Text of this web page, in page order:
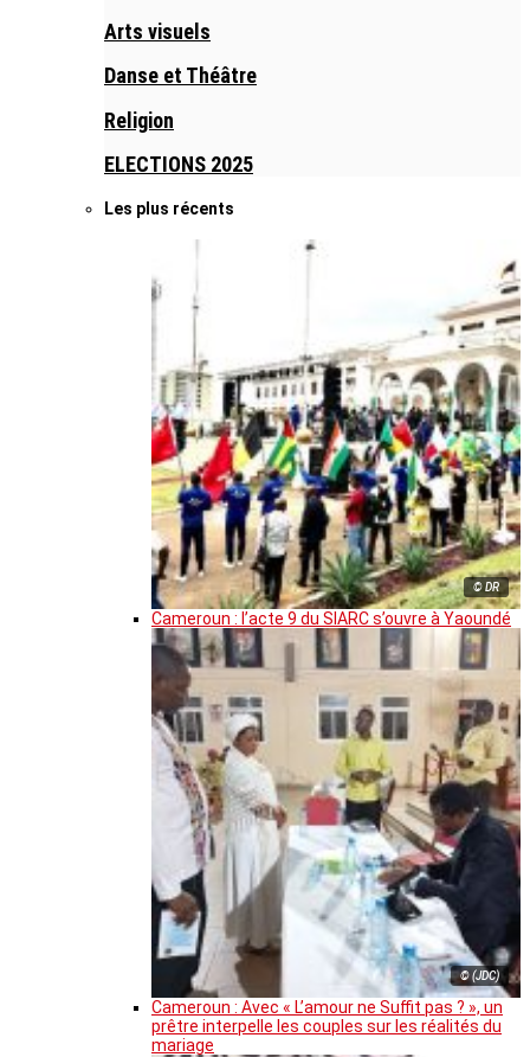
Arts visuels
Danse et Théâtre
Religion
ELECTIONS 2025
Les plus récents
© DR
Cameroun : l’acte 9 du SIARC s’ouvre à Yaoundé
© (JDC)
Cameroun : Avec « L’amour ne Suffit pas ? », un
prêtre interpelle les couples sur les réalités du
mariage